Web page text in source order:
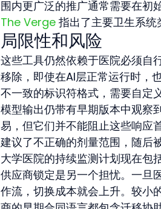
围内更广泛的推广通常需要在初
The Verge 指出了主要卫生系统
局限性和风险
这些工具仍然依赖于医院必须自
移除，即使在AI层正常运行时，
不一致的标识符格式，需要自定
模型输出仍带有早期版本中观察
易，但它们并不能阻止这些响应
建议了不正确的剂量范围，随后
大学医院的持续监测计划现在包
供应商锁定是另一个担忧。一旦
作流，切换成本就会上升。较小